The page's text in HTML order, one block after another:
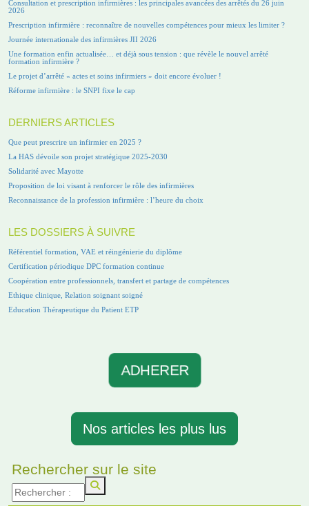
Consultation et prescription infirmières : les principales avancées des arrêtés du 26 juin
2026
Prescription infirmière : reconnaître de nouvelles compétences pour mieux les limiter ?
Journée internationale des infirmières JII 2026
Une formation enfin actualisée… et déjà sous tension : que révèle le nouvel arrêté
formation infirmière ?
Le projet d’arrêté « actes et soins infirmiers » doit encore évoluer !
Réforme infirmière : le SNPI fixe le cap
DERNIERS ARTICLES
Que peut prescrire un infirmier en 2025 ?
La HAS dévoile son projet stratégique 2025-2030
Solidarité avec Mayotte
Proposition de loi visant à renforcer le rôle des infirmières
Reconnaissance de la profession infirmière : l’heure du choix
LES DOSSIERS À SUIVRE
Référentiel formation, VAE et réingénierie du diplôme
Certification périodique DPC formation continue
Coopération entre professionnels, transfert et partage de compétences
Ethique clinique, Relation soignant soigné
Education Thérapeutique du Patient ETP
ADHERER
Nos articles les plus lus
Rechercher sur le site